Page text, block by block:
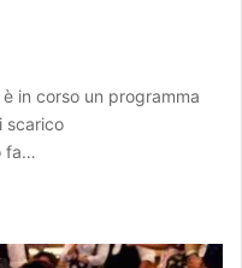
in corso un programma
scarico
fa…